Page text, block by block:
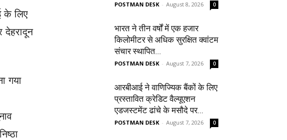
के लिए
गया
POSTMAN DESK - August 8, 2026 0
भारत ने तीन वर्षों में एक हजार
किलोमीटर से अधिक सुरक्षित क्वांटम
संचार स्थापित...
POSTMAN DESK - August 7, 2026 0
आरबीआई ने वाणिज्यिक बैंकों के लिए
प्रस्तावित क्रेडिट वैल्यूएशन
एडजस्टमेंट ढांचे के मसौदे पर...
POSTMAN DESK - August 7, 2026 0